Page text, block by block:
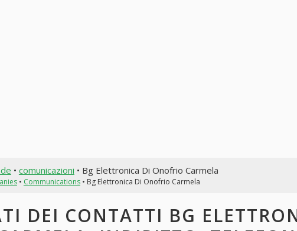
• comunicazioni • Bg Elettronica Di Onofrio Carmela
• Communications• Bg Elettronica Di Onofrio Carmela
DEI CONTATTI BG